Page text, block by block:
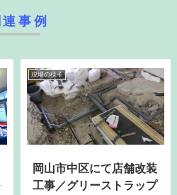
連事例
現場の様子
岡山市中区にて店舗改装
工事／グリーストラップ